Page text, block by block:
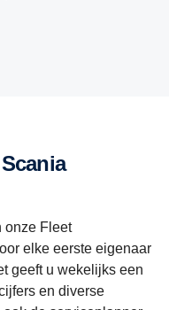
onze Fleet
elke eerste eigenaar
geeft u wekelijks een
en diverse